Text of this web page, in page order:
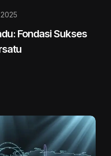
Fondasi Sukses